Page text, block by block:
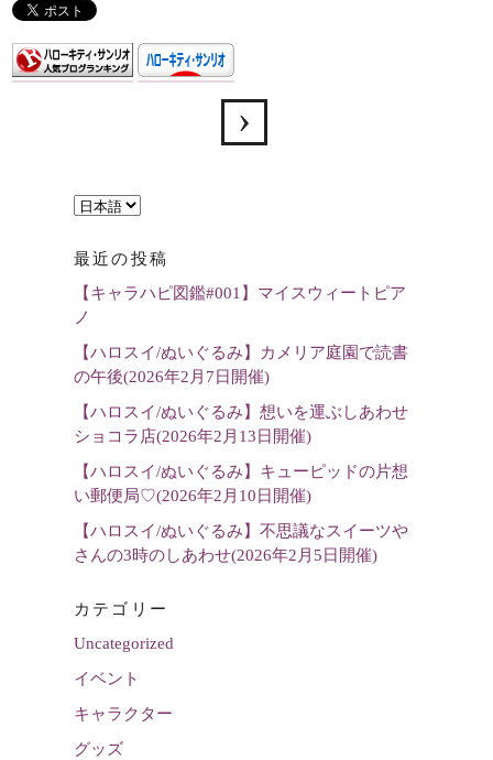
言
を
選
最近の投稿
【キャラハピ図鑑#001】マイスウィートピア
ノ
【ハロスイ/ぬいぐるみ】カメリア庭園で読書
の午後(2026年2月7日開催)
【ハロスイ/ぬいぐるみ】想いを運ぶしあわせ
ショコラ店(2026年2月13日開催)
【ハロスイ/ぬいぐるみ】キューピッドの片想
い郵便局♡(2026年2月10日開催)
【ハロスイ/ぬいぐるみ】不思議なスイーツや
さんの3時のしあわせ(2026年2月5日開催)
カテゴリー
Uncategorized
イベント
キャラクター
グッズ